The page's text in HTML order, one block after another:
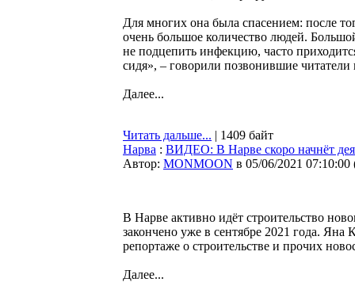
Для многих она была спасением: после
очень большое количество людей.
не подцепить инфекцию, часто
сидя», – говорили позвонившие
Далее...
Читать дальше... | 1409 байт
Нарва : ВИДЕО: В Нарве скоро начнёт
Автор: MONMOON в 05/06/2021 07:10:00
В Нарве активно идёт строительство
закончено уже в сентябре 2021 года.
репортаже о строительстве и прочих
Далее...